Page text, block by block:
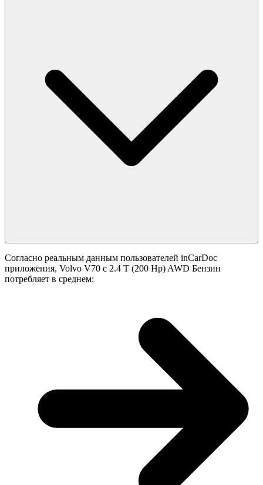
Согласно реальным данным пользователей inCarDoc
приложения, Volvo V70 с 2.4 T (200 Hp) AWD Бензин
потребляет в среднем: